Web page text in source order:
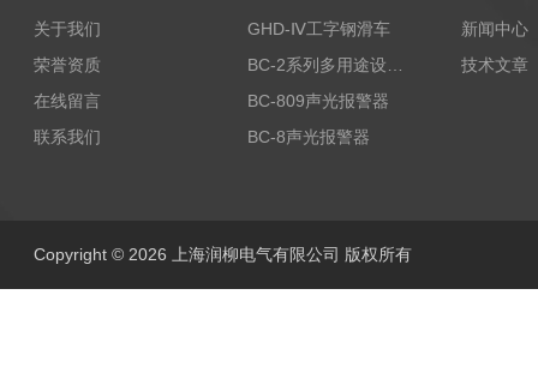
关于我们
荣誉资质
在线留言
联系我们
GHD-Ⅳ工字钢滑车
BC-809声光报警器
BC-8声光报警器
新闻中心
技术文章
Copyright © 2026 上海润柳电气有限公司 版权所有